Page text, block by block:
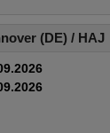
(DE) / HAJ